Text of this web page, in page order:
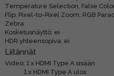
Temperature Selection, False
Flip, Pixel-to-Pixel Zoom, RGB
Zebra
Kosketusnäyttö: ei
HDR yhteensopiva: ei
Liitännät
Video: 1 x HDMI Type A sisään
1 x HDMI Type A ulos